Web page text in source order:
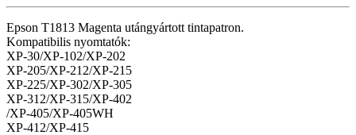
Epson T1813 Magenta utángyártott tintapatron.
Kompatibilis nyomtatók:
XP-30/XP-102/XP-202
XP-205/XP-212/XP-215
XP-225/XP-302/XP-305
XP-312/XP-315/XP-402
/XP-405/XP-405WH
XP-412/XP-415